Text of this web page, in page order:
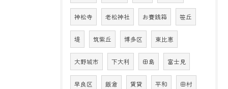
神松寺 老松神社 お賽銭箱 笹丘
堤 筑紫丘 博多区 東比恵
大野城市 下大利 田島 富士見
早良区 飯倉 賃貸 平和 田村